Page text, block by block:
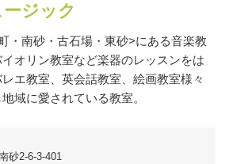
ージック
・南砂・古石場・東砂>にある音楽教
オリン教室など楽器のレッスンをは
エ教室、英会話教室、絵画教室様々
域に愛されている教室。
砂2-6-3-401